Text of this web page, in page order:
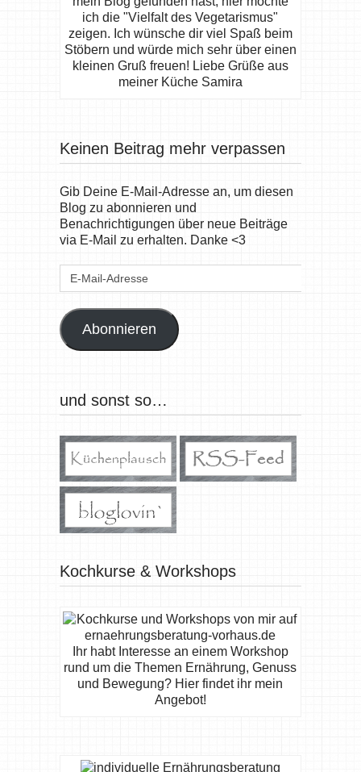
ich die "Vielfalt des Vegetarismus"
zeigen. Ich wünsche dir viel Spaß beim
Stöbern und würde mich sehr über einen
kleinen Gruß freuen! Liebe Grüße aus
meiner Küche Samira
Keinen Beitrag mehr verpassen
Gib Deine E-Mail-Adresse an, um diesen
Blog zu abonnieren und
Benachrichtigungen über neue Beiträge
via E-Mail zu erhalten. Danke <3
E-
Abonnieren
und sonst so…
Kochkurse & Workshops
Ihr habt Interesse an einem Workshop
rund um die Themen Ernährung, Genuss
und Bewegung? Hier findet ihr mein
Angebot!